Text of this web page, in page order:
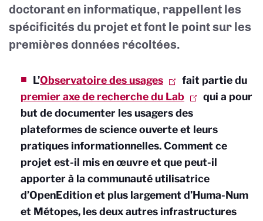
doctorant en informatique, rappellent les
spécificités du projet et font le point sur les
premières données récoltées.
L’Observatoire des usages
fait partie du
premier axe de recherche du Lab
qui a pour
but de documenter les usagers des
plateformes de science ouverte et leurs
pratiques informationnelles. Comment ce
projet est-il mis en œuvre et que peut-il
apporter à la communauté utilisatrice
d’OpenEdition et plus largement d’Huma-Num
et Métopes, les deux autres infrastructures